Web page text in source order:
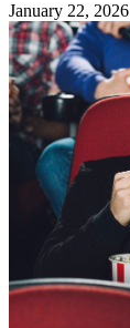
January 22, 2026